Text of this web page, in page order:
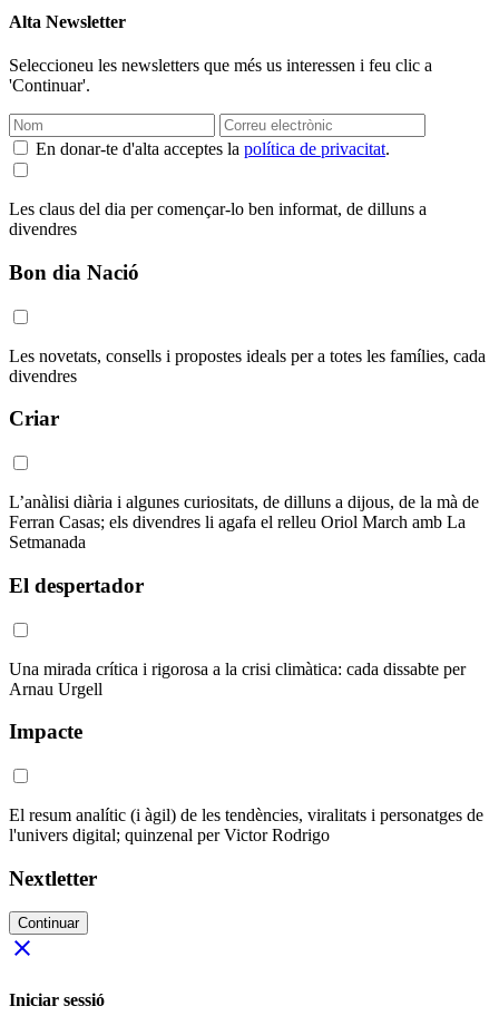
Alta Newsletter
Seleccioneu les newsletters que més us interessen i feu clic a
'Continuar'.
En donar-te d'alta acceptes la política de privacitat.
Les claus del dia per començar-lo ben informat, de dilluns a
divendres
Bon dia Nació
Les novetats, consells i propostes ideals per a totes les famílies, cada
divendres
Criar
L’anàlisi diària i algunes curiositats, de dilluns a dijous, de la mà de
Ferran Casas; els divendres li agafa el relleu Oriol March amb La
Setmanada
El despertador
Una mirada crítica i rigorosa a la crisi climàtica: cada dissabte per
Arnau Urgell
Impacte
El resum analític (i àgil) de les tendències, viralitats i personatges de
l'univers digital; quinzenal per Victor Rodrigo
Nextletter
Continuar
close
Iniciar sessió